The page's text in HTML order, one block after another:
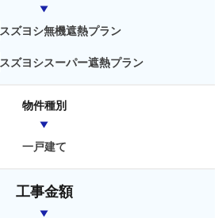
スズヨシ無機遮熱プラン
スズヨシスーパー遮熱プラン
物件種別
一戸建て
工事金額